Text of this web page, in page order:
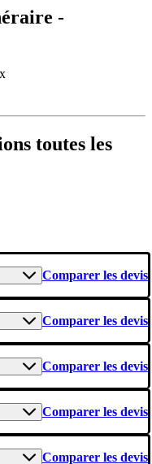
-
toutes les
Comparer les devis
Comparer les devis
Comparer les devis
Comparer les devis
Comparer les devis